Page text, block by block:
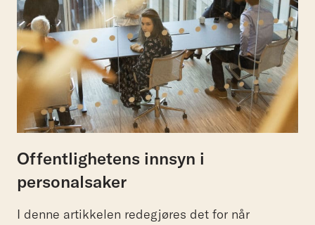
Offentlighetens innsyn i
personalsaker
I denne artikkelen redegjøres det for når